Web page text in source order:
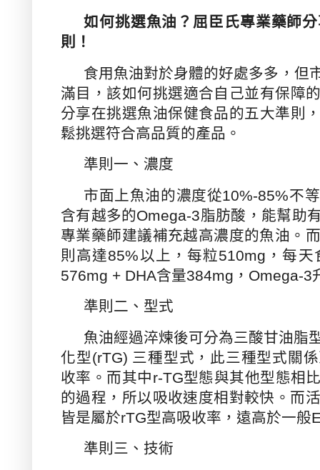
如何挑選魚油？屈臣氏專業藥師
則！
食用魚油對於身體的好處多多，但
滿目，該如何挑選適合自己並有保障
分享在挑選魚油保健食品的五大準則
鬆挑選符合高品質的產品。
準則一、濃度
市面上魚油的濃度從10%-85%不
含有越多的Omega-3脂肪酸，能幫助
專業藥師建議補充越高濃度的魚油。
則高達85%以上，每粒510mg ，每
576mg + DHA含量384mg ， Omega-3
準則二、型式
魚油經過淬煉後可分為三酸甘油脂
化型(rTG) 三種型式，此三種型式關
收率。而其中r-TG型態與其他型態相
的過程，所以吸收速度相對較快。而
皆是屬於rTG型高吸收率，遠高於一般
準則三、技術